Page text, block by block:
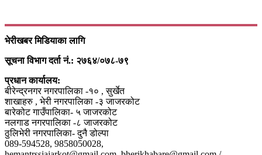
भेरीखबर मिडियाका लागि
सूचना विभाग दर्ता नं.: २७६४/०७८-७९
प्रधान कार्यालय:
बीरेन्द्रनगर नगरपालिका -१० , सुर्खेत
शाखाहरु , भेरी नगरपालिका -३ जाजरकोट
बारेकोट गाउँपालिका- ५ जाजरकोट
नलगाड नगरपालिका -८ जाजरकोट
ठुलिभेरी नगरपालिका- दुनै डोल्पा
089-594528, 9858050028,